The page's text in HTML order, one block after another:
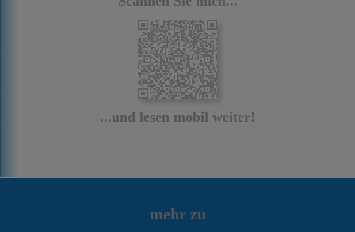
...und lesen mobil weiter!
mehr zu